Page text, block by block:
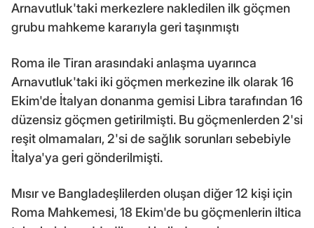
Arnavutluk'taki merkezlere nakledilen ilk göçmen
grubu mahkeme kararıyla geri taşınmıştı
Roma ile Tiran arasındaki anlaşma uyarınca
Arnavutluk'taki iki göçmen merkezine ilk olarak 16
Ekim'de İtalyan donanma gemisi Libra tarafından 16
düzensiz göçmen getirilmişti. Bu göçmenlerden 2'si
reşit olmamaları, 2'si de sağlık sorunları sebebiyle
İtalya'ya geri gönderilmişti.
Mısır ve Bangladeşlilerden oluşan diğer 12 kişi için
Roma Mahkemesi, 18 Ekim'de bu göçmenlerin iltica